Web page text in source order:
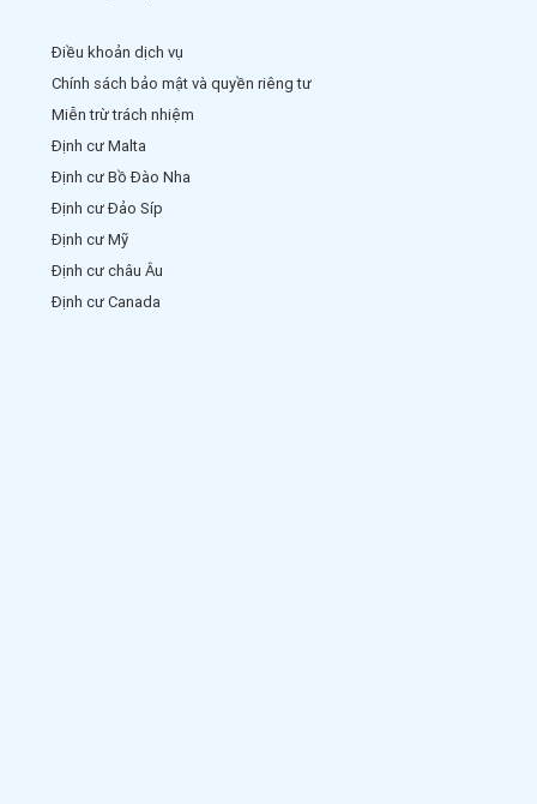
Điều khoản dịch vụ
Chính sách bảo mật và quyền riêng tư
Miễn trừ trách nhiệm
Định cư Malta
Định cư Bồ Đào Nha
Định cư Đảo Síp
Định cư Mỹ
Định cư châu Âu
Định cư Canada